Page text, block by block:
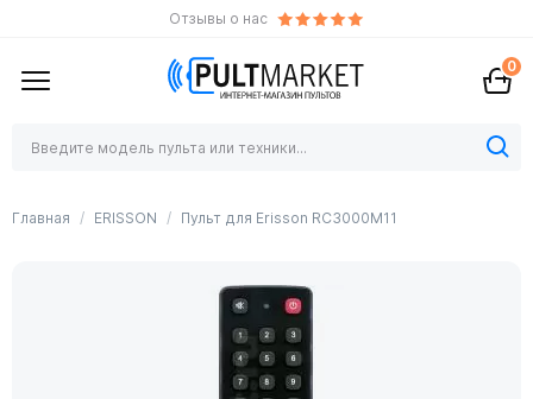
Отзывы о нас
0
Главная ERISSON Пульт для Erisson RC3000M11